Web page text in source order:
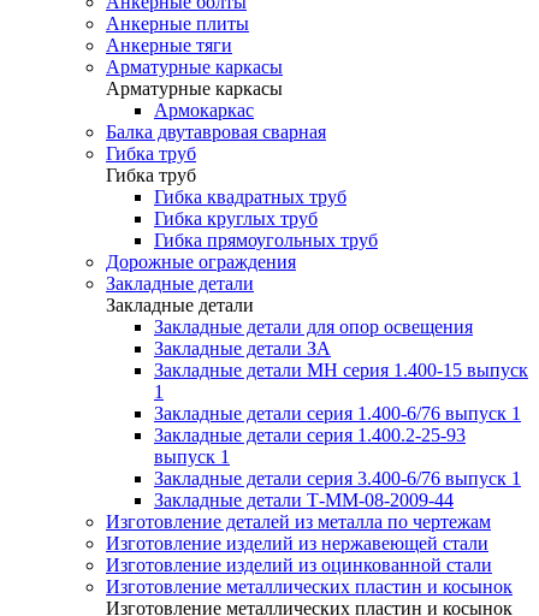
Анкерные плиты
Анкерные тяги
Арматурные каркасы
Арматурные каркасы
Армокаркас
Балка двутавровая сварная
Гибка труб
Гибка труб
Гибка квадратных труб
Гибка круглых труб
Гибка прямоугольных труб
Дорожные ограждения
Закладные детали
Закладные детали
Закладные детали для опор освещения
Закладные детали ЗА
Закладные детали МН серия 1.400-15 выпуск
1
Закладные детали серия 1.400-6/76 выпуск 1
Закладные детали серия 1.400.2-25-93
выпуск 1
Закладные детали серия 3.400-6/76 выпуск 1
Закладные детали Т-ММ-08-2009-44
Изготовление деталей из металла по чертежам
Изготовление изделий из нержавеющей стали
Изготовление изделий из оцинкованной стали
Изготовление металлических пластин и косынок
Изготовление металлических пластин и косынок